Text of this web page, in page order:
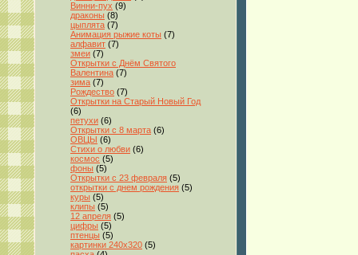
Винни-пух (9)
драконы (8)
цыплята (7)
Анимация рыжие коты (7)
алфавит (7)
змеи (7)
Открытки с Днём Святого
Валентина (7)
зима (7)
Рождество (7)
Открытки на Старый Новый Год
(6)
петухи (6)
Открытки с 8 марта (6)
ОВЦЫ (6)
Стихи о любви (6)
космос (5)
фоны (5)
Открытки с 23 февраля (5)
открытки с днем рождения (5)
куры (5)
клипы (5)
12 апреля (5)
цифры (5)
птенцы (5)
картинки 240x320 (5)